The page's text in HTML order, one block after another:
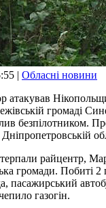
| Обласні новини
атакував
громаді
безпілотником.
райцентр,
громади. Побиті 2
пасажирський
газогін.